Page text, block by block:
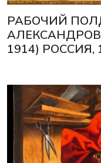
РАБОЧИЙ
1914) РОССИЯ,